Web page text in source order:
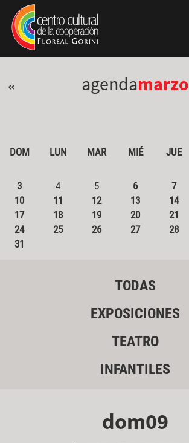
Pasar al contenido principal
Jump to main content
« agendamarzo
DOM LUN MAR MIÉ JUE
3
4 5 6 7
10
11 12 13 14
17
18 19 20 21
24
25 26 27 28
31
TODAS
EXPOSICIONES
TEATRO
INFANTILES
dom09